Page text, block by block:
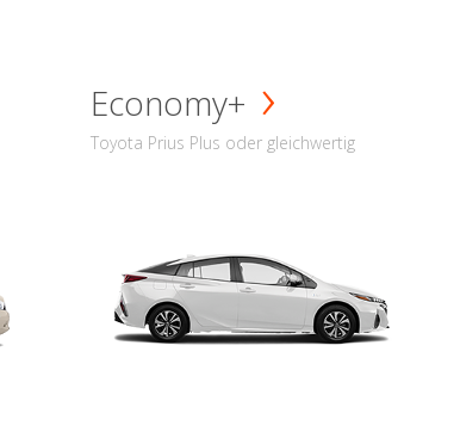
Economy+
Toyota Prius Plus oder gleichwertig